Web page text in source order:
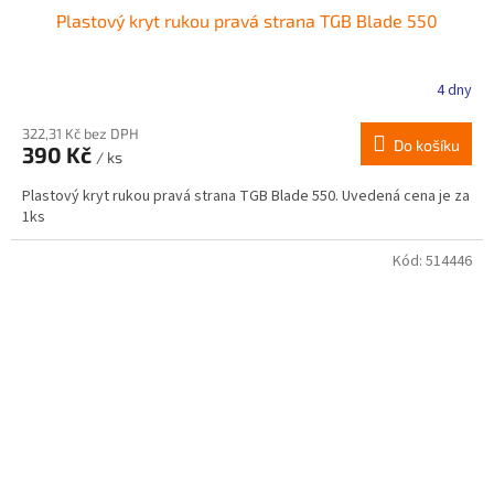
Plastový kryt rukou pravá strana TGB Blade 550
4 dny
322,31 Kč bez DPH
390 Kč / ks
Do košíku
Plastový kryt rukou pravá strana TGB Blade 550. Uvedená cena je za
1ks
Kód: 514446